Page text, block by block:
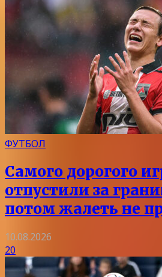
ФУТБОЛ
Самого дорогого
отпустили за
потом жалеть не
10.08.2026
20